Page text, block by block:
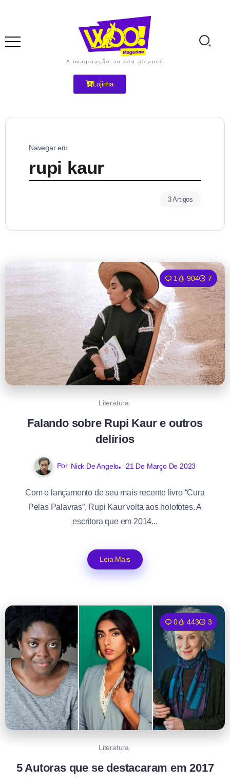
A imaginação ao seu alcance
Lojinha
Navegar em
rupi kaur
3 Artigos
1 904 7
Literatura
Falando sobre Rupi Kaur e outros
delírios
Por Nick De Angelo 21 De Março De 2023
Com o lançamento de seu mais recente livro “Cura
Pelas Palavras”, Rupi Kaur volta aos holofotes. A
escritora que em 2014...
Leia Mais
0 443 3
Literatura
5 Autoras que se destacaram em 2017